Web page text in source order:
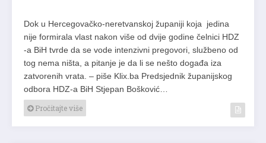
Dok u Hercegovačko-neretvanskoj županiji koja jedina
nije formirala vlast nakon više od dvije godine čelnici HDZ
-a BiH tvrde da se vode intenzivni pregovori, službeno od
tog nema ništa, a pitanje je da li se nešto događa iza
zatvorenih vrata. – piše Klix.ba Predsjednik županijskog
odbora HDZ-a BiH Stjepan Bošković…
Pročitajte više